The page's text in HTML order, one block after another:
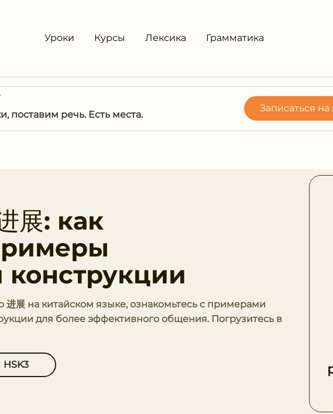
Уроки Курсы Лексика Грамматика
поставим речь. Есть места.
Записаться
展: как
进展 на китайском языке, ознакомьтесь с примерами
для более эффективного общения. Погрузитесь в
HSK3